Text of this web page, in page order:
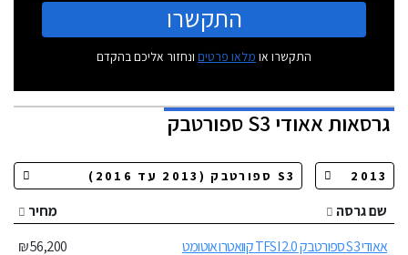
התקשרו
התקשרו או מלאו פרטים ונחזור אליכם בהקדם
גרסאותאאודי S3 ספורטבק
שם גרסה
מחיר
אאודי S3 ספורטבק 2.0 TFSI קוואטרו אוטומט
56,200 ₪